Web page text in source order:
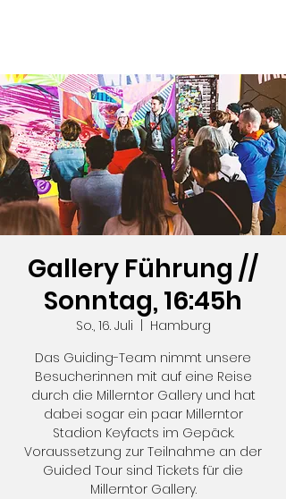
Gallery Führung //
Sonntag, 16:45h
So., 16. Juli
Hamburg
Das Guiding-Team nimmt unsere
Besucher:innen mit auf eine Reise
durch die Millerntor Gallery und hat
dabei sogar ein paar Millerntor
Stadion Keyfacts im Gepäck.
Voraussetzung zur Teilnahme an der
Guided Tour sind Tickets für die
Millerntor Gallery.